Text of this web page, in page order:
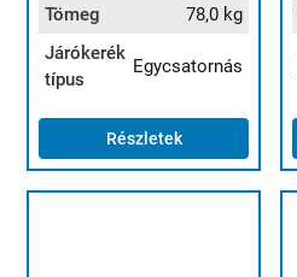
Tömeg
78,0 kg
Járókerék
típus
Egycsatornás
Részletek